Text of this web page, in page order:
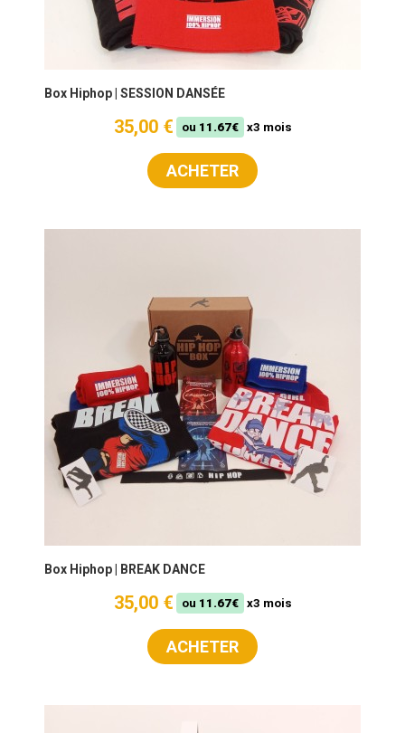
Box Hiphop | SESSION DANSÉE
35,00 € ou 11.67€ x3 mois
ACHETER
Box Hiphop | BREAK DANCE
35,00 € ou 11.67€ x3 mois
ACHETER